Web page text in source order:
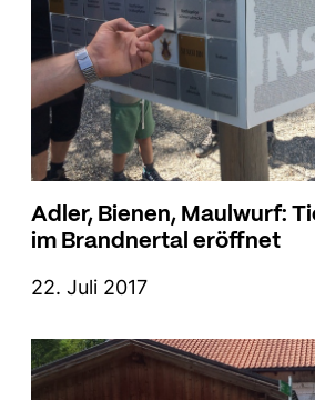
Adler, Bienen, Maulwurf:
im Brandnertal eröffnet
22. Juli 2017